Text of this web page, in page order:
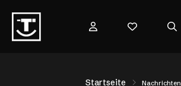
Startseite Nachrichten